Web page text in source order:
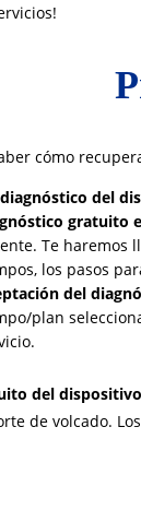
cómo
del
gratuito
Te haremos
los pasos
del
plan
del
de volcado.